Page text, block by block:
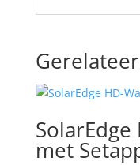
SolarEdge
met